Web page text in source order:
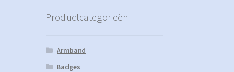
Productcategorieën
Armband
Badges